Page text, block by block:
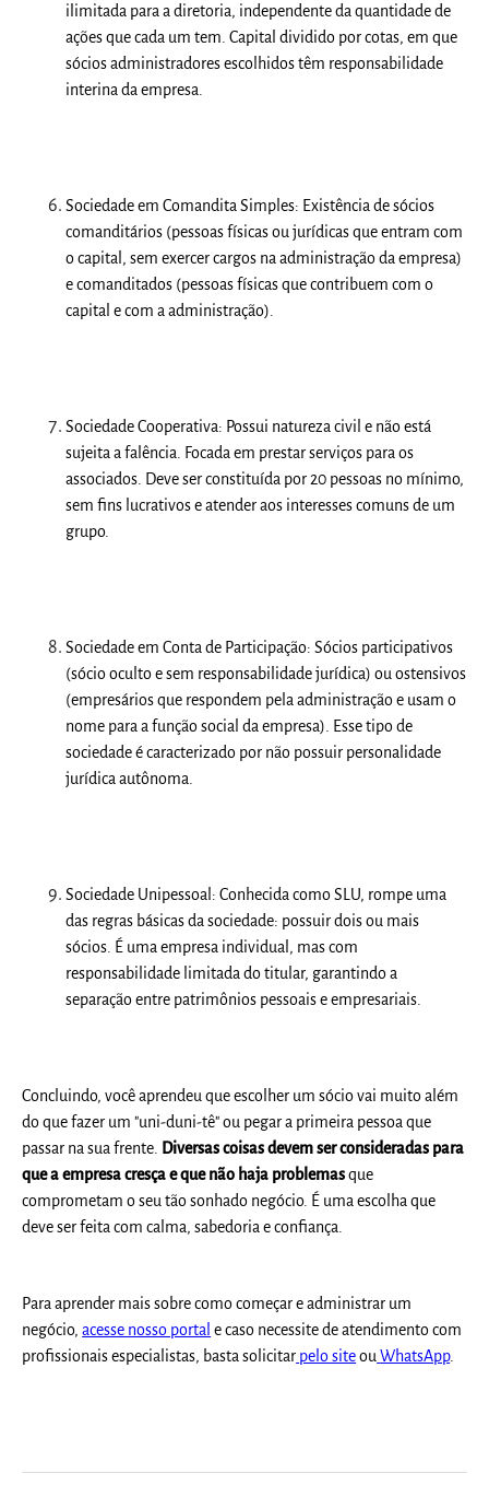
ilimitada para a diretoria, independente da quantidade de
ações que cada um tem. Capital dividido por cotas, em que
sócios administradores escolhidos têm responsabilidade
interina da empresa.
Sociedade em Comandita Simples: Existência de sócios
comanditários (pessoas físicas ou jurídicas que entram com
o capital, sem exercer cargos na administração da empresa)
e comanditados (pessoas físicas que contribuem com o
capital e com a administração).
Sociedade Cooperativa: Possui natureza civil e não está
sujeita a falência. Focada em prestar serviços para os
associados. Deve ser constituída por 20 pessoas no mínimo,
sem fins lucrativos e atender aos interesses comuns de um
grupo.
Sociedade em Conta de Participação:Sócios participativos
(sócio oculto e sem responsabilidade jurídica) ou ostensivos
(empresários que respondem pela administração e usam o
nome para a função social da empresa). Esse tipo de
sociedade é caracterizado por não possuir personalidade
jurídica autônoma.
Sociedade Unipessoal:Conhecida como SLU, rompe uma
das regras básicas da sociedade: possuir dois ou mais
sócios. É uma empresa individual, mas com
responsabilidade limitada do titular, garantindo a
separação entre patrimônios pessoais e empresariais.
Concluindo, você aprendeu queescolher um sóciovai muito além
do que fazer um "uni-duni-tê" ou pegar a primeira pessoa que
passar na sua frente.
Diversas coisas devem ser consideradas para
que a empresa cresça e que não haja problemasque
comprometam o seu tão sonhado negócio. É uma escolha que
deve ser feita com calma, sabedoria e confiança.
Para aprender mais sobre como começar e administrar um
negócio,acesse nosso portal ecaso necessite de atendimento com
profissionais especialistas, basta solicitar pelo siteou WhatsApp.